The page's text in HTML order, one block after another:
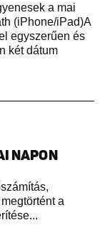
a mai
(iPhone/iPad)A
egyszerűen és
két dátum
NAPON
a